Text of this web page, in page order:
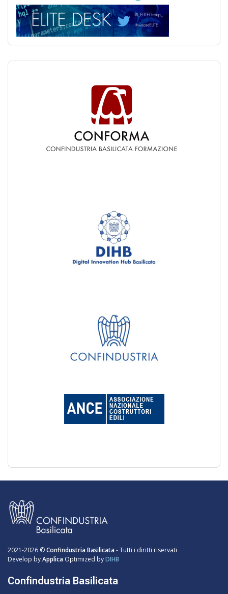
2021-2026 ©Confindustria Basilicata- Tutti i diritti riservati
Develop byApplica Optimized byDIHB
Confindustria Basilicata